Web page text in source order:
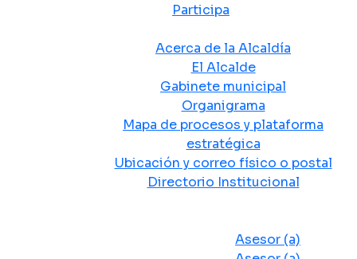
Participa
Acerca de la Alcaldía
El Alcalde
Gabinete municipal
Organigrama
Mapa de procesos y plataforma
estratégica
Ubicación y correo físico o postal
Directorio Institucional
Asesor (a)